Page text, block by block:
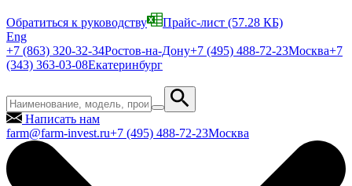
Обратиться к руководству Прайс-лист (57.28 КБ)
Eng
+7 (863) 320-32-34Ростов-на-Дону+7 (495) 488-72-23Москва+7
(343) 363-03-08Екатеринбург
Написать нам
farm@farm-invest.ru+7 (495) 488-72-23Москва